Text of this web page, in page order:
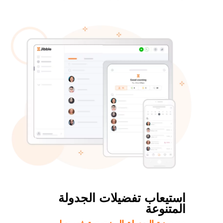
استيعاب تفضيلات الجدولة
المتنوعة